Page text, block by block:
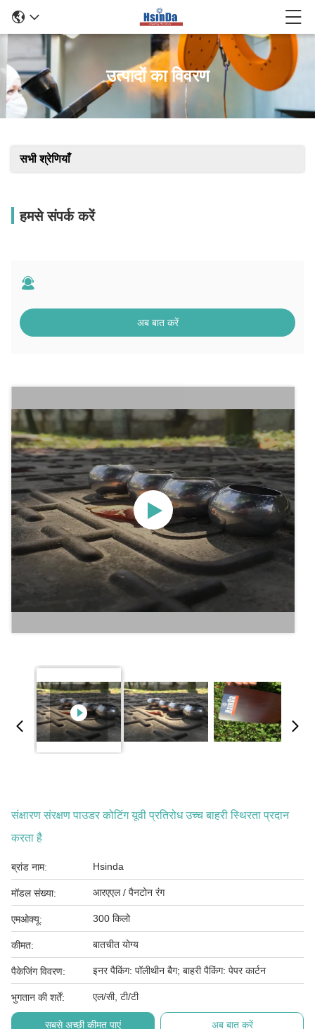
उत्पादों का विवरण
सभी श्रेणियाँ
हमसे संपर्क करें
अब बात करें
संक्षारण संरक्षण पाउडर कोटिंग यूवी प्रतिरोध उच्च बाहरी स्थिरता प्रदान
करता है
ब्रांड नाम: Hsinda
मॉडल संख्या: आरएएल / पैनटोन रंग
एमओक्यू: 300 किलो
कीमत: बातचीत योग्य
पैकेजिंग विवरण: इनर पैकिंग: पॉलीथीन बैग; बाहरी पैकिंग: पेपर कार्टन
भुगतान की शर्तें: एल/सी, टी/टी
सबसे अच्छी कीमत पाएं अब बात करें